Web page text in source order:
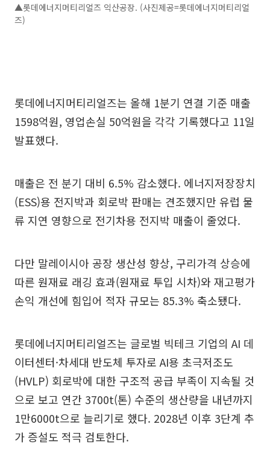
▲롯데에너지머티리얼즈 익산공장. (사진제공=롯데에너지머티리얼
즈)
롯데에너지머티리얼즈는 올해 1분기 연결 기준 매출
1598억원, 영업손실 50억원을 각각 기록했다고 11일
발표했다.
매출은 전 분기 대비 6.5% 감소했다. 에너지저장장치
(ESS)용 전지박과 회로박 판매는 견조했지만 유럽 물
류 지연 영향으로 전기차용 전지박 매출이 줄었다.
다만 말레이시아 공장 생산성 향상, 구리가격 상승에
따른 원재료 래깅 효과(원재료 투입 시차)와 재고평가
손익 개선에 힘입어 적자 규모는 85.3% 축소됐다.
롯데에너지머티리얼즈는 글로벌 빅테크 기업의 AI 데
이터센터·차세대 반도체 투자로 AI용 초극저조도
(HVLP) 회로박에 대한 구조적 공급 부족이 지속될 것
으로 보고 연간 3700t(톤) 수준의 생산량을 내년까지
1만6000t으로 늘리기로 했다. 2028년 이후 3단계 추
가 증설도 적극 검토한다.